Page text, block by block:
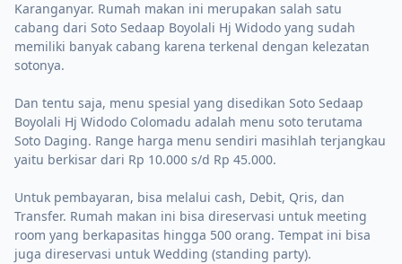
Karanganyar. Rumah makan ini merupakan salah satu
cabang dari Soto Sedaap Boyolali Hj Widodo yang sudah
memiliki banyak cabang karena terkenal dengan kelezatan
sotonya.
Dan tentu saja, menu spesial yang disedikan Soto Sedaap
Boyolali Hj Widodo Colomadu adalah menu soto terutama
Soto Daging. Range harga menu sendiri masihlah terjangkau
yaitu berkisar dari Rp 10.000 s/d Rp 45.000.
Untuk pembayaran, bisa melalui cash, Debit, Qris, dan
Transfer. Rumah makan ini bisa direservasi untuk meeting
room yang berkapasitas hingga 500 orang. Tempat ini bisa
juga direservasi untuk Wedding (standing party).